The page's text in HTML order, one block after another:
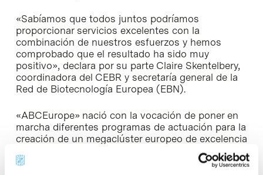
«Sabíamos que todos juntos podríamos
proporcionar servicios excelentes con la
combinación de nuestros esfuerzos y hemos
comprobado que el resultado ha sido muy
positivo», declara por su parte Claire Skentelbery,
coordinadora del CEBR y secretaría general de la
Red de Biotecnología Europea (EBN).
«ABCEurope» nació con la vocación de poner en
marcha diferentes programas de actuación para la
creación de un megaclúster europeo de excelencia
que potencie el impacto de la biotecnología en
Europa. El proyecto está financiado por la Unión